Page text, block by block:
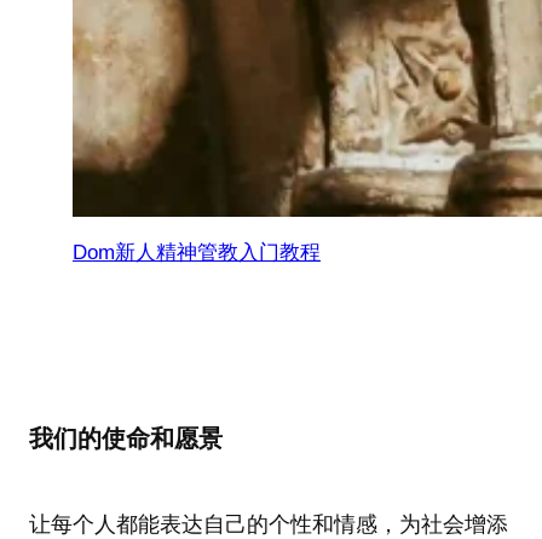
Dom新人精神管教入门教程
我们的使命和愿景
让每个人都能表达自己的个性和情感，为社会增添